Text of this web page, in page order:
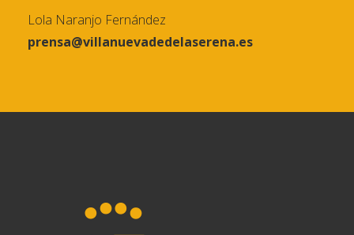
Lola Naranjo Fernández
prensa@villanuevadedelaserena.es